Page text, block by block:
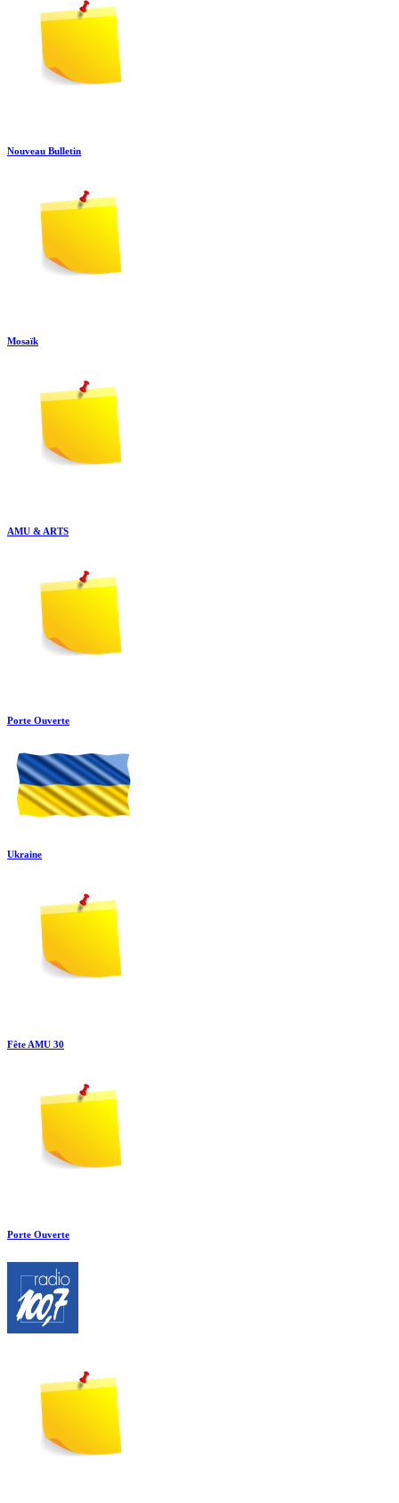
Nouveau Bulletin
Mosaïk
AMU & ARTS
Porte Ouverte
Ukraine
Fête AMU 30
Porte Ouverte